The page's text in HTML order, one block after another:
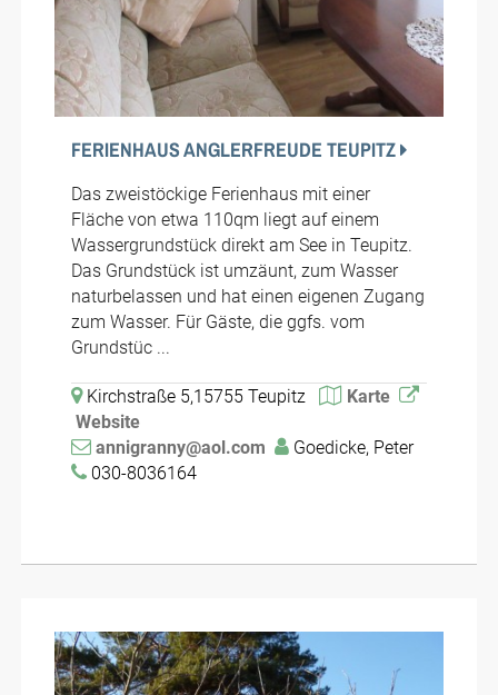
FERIENHAUS ANGLERFREUDE TEUPITZ
Das zweistöckige Ferienhaus mit einer
Fläche von etwa 110qm liegt auf einem
Wassergrundstück direkt am See in Teupitz.
Das Grundstück ist umzäunt, zum Wasser
naturbelassen und hat einen eigenen Zugang
zum Wasser. Für Gäste, die ggfs. vom
Grundstüc ...
Kirchstraße 5,15755 Teupitz
Karte
Website
annigranny@aol.com
Goedicke, Peter
030-8036164